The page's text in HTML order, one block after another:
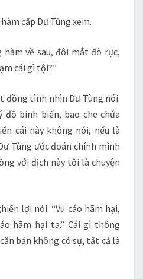
cấp Dư Tùng xem.
hàm về sau, đôi mắt đỏ rực,
cái gì tội?”
đồng tình nhìn Dư Tùng nói:
đồ binh biến, bao che chứa
cái này không nói, nếu là
Tùng ước đoán chính mình
với địch này tội là chuyện
lợi nói: “Vu cáo hãm hại,
hãm hại ta.” Cái gì thông
bản không có sự, tất cả là